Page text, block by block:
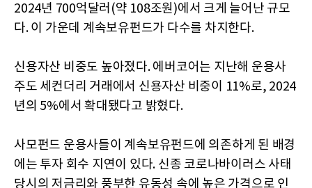
2024년 700억달러(약 108조원)에서 크게 늘어난 규모
다. 이 가운데 계속보유펀드가 다수를 차지한다.
신용자산 비중도 높아졌다. 에버코어는 지난해 운용사
주도 세컨더리 거래에서 신용자산 비중이 11%로, 2024
년의 5%에서 확대됐다고 밝혔다.
사모펀드 운용사들이 계속보유펀드에 의존하게 된 배경
에는 투자 회수 지연이 있다. 신종 코로나바이러스 사태
당시의 저금리와 풍부한 유동성 속에 높은 가격으로 인